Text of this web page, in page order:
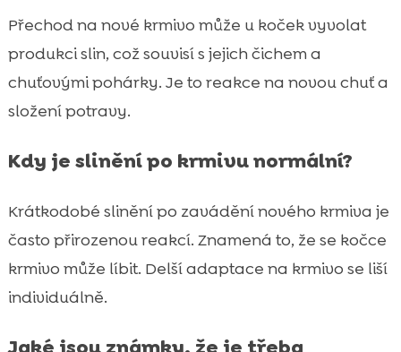
Přechod na nové krmivo může u koček vyvolat
produkci slin, což souvisí s jejich čichem a
chuťovými pohárky. Je to reakce na novou chuť a
složení potravy.
Kdy je slinění po krmivu normální?
Krátkodobé slinění po zavádění nového krmiva je
často přirozenou reakcí. Znamená to, že se kočce
krmivo může líbit. Delší adaptace na krmivo se liší
individuálně.